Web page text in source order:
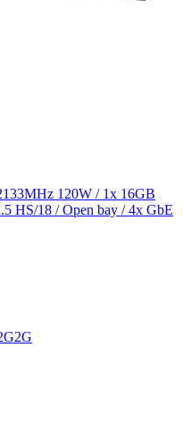
120W / 1x 16GB
HS/18 / Open bay / 4x GbE